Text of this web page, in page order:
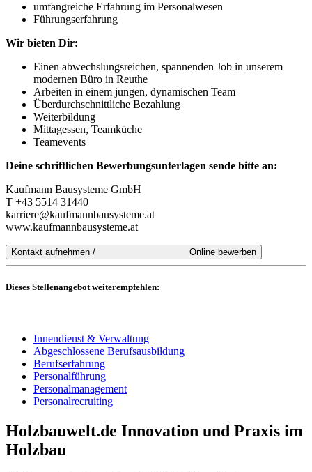
umfangreiche Erfahrung im Personalwesen
Führungserfahrung
Wir bieten Dir:
Einen abwechslungsreichen, spannenden Job in unserem
modernen Büro in Reuthe
Arbeiten in einem jungen, dynamischen Team
Überdurchschnittliche Bezahlung
Weiterbildung
Mittagessen, Teamküche
Teamevents
Deine schriftlichen Bewerbungsunterlagen sende bitte an:
Kaufmann Bausysteme GmbH
T +43 5514 31440
karriere@kaufmannbausysteme.at
www.kaufmannbausysteme.at
Dieses Stellenangebot weiterempfehlen:
Innendienst & Verwaltung
Abgeschlossene Berufsausbildung
Berufserfahrung
Personalführung
Personalmanagement
Personalrecruiting
Holzbauwelt.de Innovation und Praxis im
Holzbau